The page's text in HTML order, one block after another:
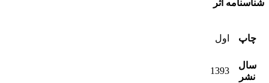
شناسنامه اثر
چاپ اول
سال
نشر
1393